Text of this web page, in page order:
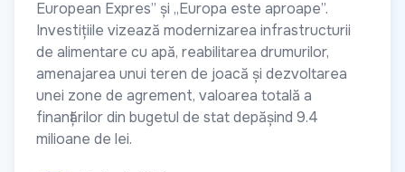
European Expres” și „Europa este aproape”.
Investițiile vizează modernizarea infrastructurii
de alimentare cu apă, reabilitarea drumurilor,
amenajarea unui teren de joacă și dezvoltarea
unei zone de agrement, valoarea totală a
finanțărilor din bugetul de stat depășind 9.4
milioane de lei.